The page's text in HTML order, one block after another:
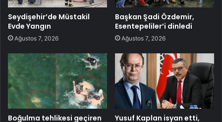
Seydişehir’de Müstakil
Evde Yangın
Ağustos 7, 2026
Başkan Şadi Özdemir,
Esentepeliler’i dinledi
Ağustos 7, 2026
Boğulma tehlikesi geçiren Yusuf Kaplan isyan etti,